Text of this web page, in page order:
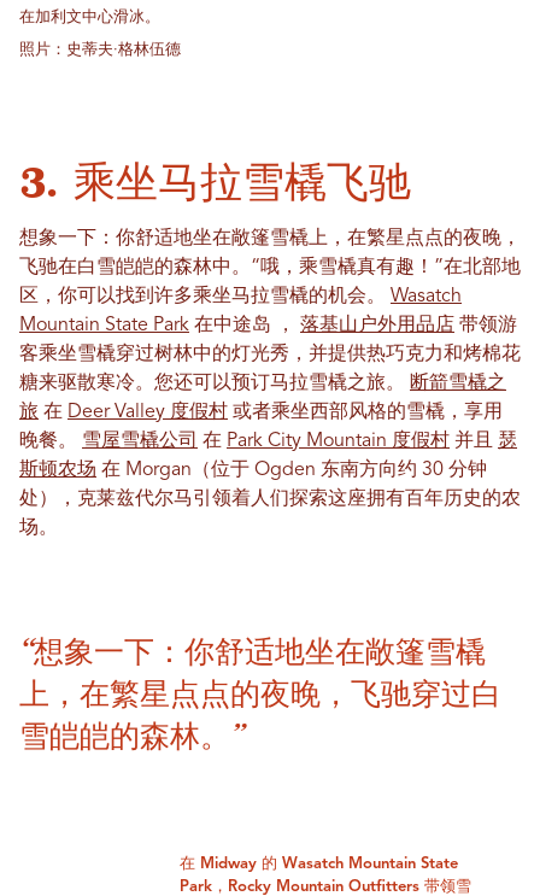
在加利文中心滑冰。
照片：史蒂夫·格林伍德
3. 乘坐马拉雪橇飞驰
想象一下：你舒适地坐在敞篷雪橇上，在繁星点点的夜晚，
飞驰在白雪皑皑的森林中。“哦，乘雪橇真有趣！”在北部地
区，你可以找到许多乘坐马拉雪橇的机会。 Wasatch
Mountain State Park 在中途岛 ， 落基山户外用品店 带领游
客乘坐雪橇穿过树林中的灯光秀，并提供热巧克力和烤棉花
糖来驱散寒冷。您还可以预订马拉雪橇之旅。
断箭雪橇之
旅 在 Deer Valley 度假村 或者乘坐西部风格的雪橇，享用
晚餐。 雪屋雪橇公司 在 Park City Mountain 度假村 并且 瑟
斯顿农场 在 Morgan（位于 Ogden 东南方向约 30 分钟
处），克莱兹代尔马引领着人们探索这座拥有百年历史的农
场。
“想象一下：你舒适地坐在敞篷雪橇
上，在繁星点点的夜晚，飞驰穿过白
雪皑皑的森林。”
在 Midway 的 Wasatch Mountain State
Park，Rocky Mountain Outfitters 带领雪